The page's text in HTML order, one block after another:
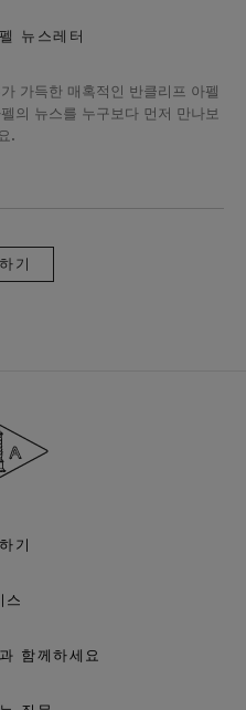
뉴스레터
가득한 매혹적인 반클리프 아펠
의 뉴스를 누구보다 먼저 만나보
.
기
스
함께하세요